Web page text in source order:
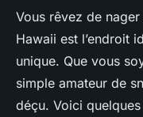
Où
milieu des
Hawaii ?
Naël•9 octobre 2024•
Vous rêvez de
Hawaii est l’endroit
unique. Que vous
simple amateur de
déçu. Voici